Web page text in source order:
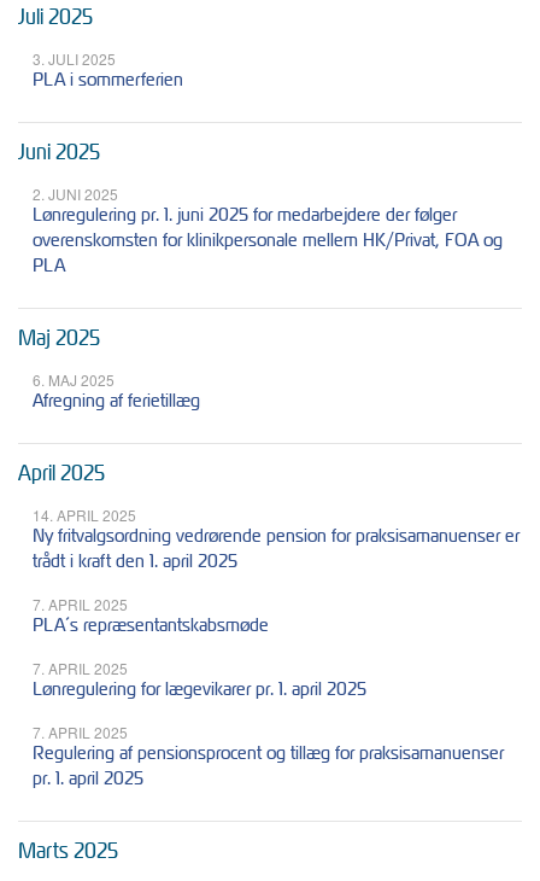
Juli 2025
3. JULI 2025
PLA i sommerferien
Juni 2025
2. JUNI 2025
Lønregulering pr. 1. juni 2025 for medarbejdere der følger
overenskomsten for klinikpersonale mellem HK/Privat, FOA og
PLA
Maj 2025
6. MAJ 2025
Afregning af ferietillæg
April 2025
14. APRIL 2025
Ny fritvalgsordning vedrørende pension for praksisamanuenser er
trådt i kraft den 1. april 2025
7. APRIL 2025
PLA´s repræsentantskabsmøde
7. APRIL 2025
Lønregulering for lægevikarer pr. 1. april 2025
7. APRIL 2025
Regulering af pensionsprocent og tillæg for praksisamanuenser
pr. 1. april 2025
Marts 2025